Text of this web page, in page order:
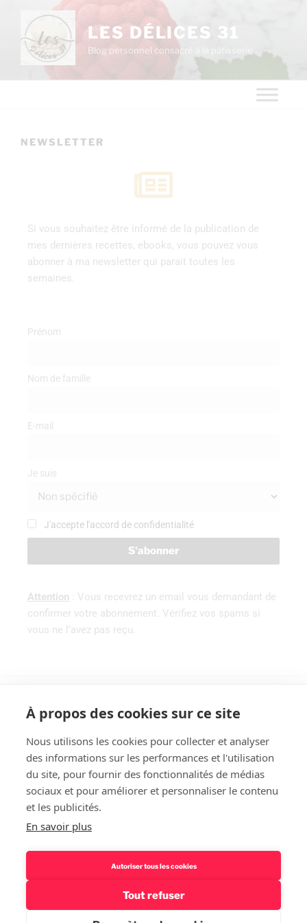
LES DÉLICES 31
Blog personnel consacré à la pâtisserie
NEWSLETTER
Si vous souhaitez être informé de la publication de
mes dernières recettes, ebooks, vous pouvez vous
abonner à ma newsletter qui parait toutes les
semaines.
Prénom
Nom de famille
E-mail
Je suis
J'accepte l'accord de confidentialité
Attention : Vous recevrez un email vous demandant de
confirmer votre abonnement. Vérifiez vos spams si
vous ne l’avez pas reçu.
Rechercher
Politique de confidentialité – Mentions légales
Fièrement
À propos des cookies sur ce site
Nous utilisons les cookies pour collecter et analyser
des informations sur les performances et l'utilisation
du site, pour fournir des fonctionnalités de médias
sociaux et pour améliorer et personnaliser le contenu
et les publicités.
En savoir plus
Autoriser tous les cookies
Tout refuser